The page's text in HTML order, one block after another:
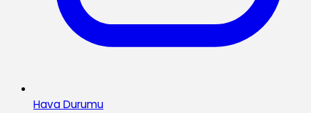
Hava Durumu